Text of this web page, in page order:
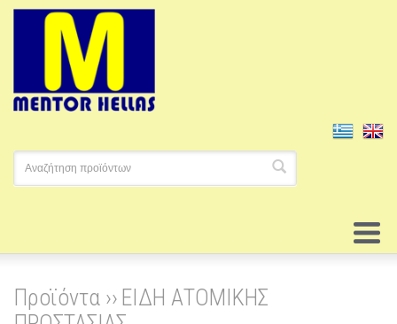
Προϊόντα ›› ΕΙΔΗ ΑΤΟΜΙΚΗΣ